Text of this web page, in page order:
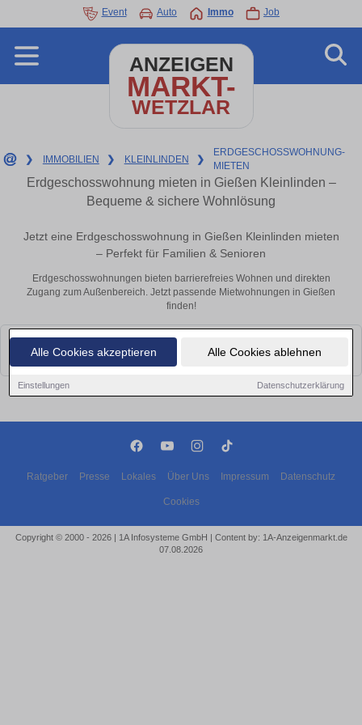
Alle Cookies akzeptieren Alle Cookies ablehnen
Einstellungen Datenschutzerklärung
Event Auto Immo Job
ANZEIGEN
MARKT-
WETZLAR
❯ IMMOBILIEN ❯ KLEINLINDEN ❯
ERDGESCHOSSWOHNUNG-
MIETEN
Erdgeschosswohnung mieten in Gießen Kleinlinden –
Bequeme & sichere Wohnlösung
Jetzt eine Erdgeschosswohnung in Gießen Kleinlinden mieten
– Perfekt für Familien & Senioren
Erdgeschosswohnungen bieten barrierefreies Wohnen und direkten
Zugang zum Außenbereich. Jetzt passende Mietwohnungen in Gießen
finden!
Leider konnten wir derzeit keine passenden Objekte finden. Schauen Sie
bald wieder vorbei!
Ratgeber Presse Lokales Über Uns Impressum Datenschutz
Cookies
Copyright © 2000 - 2026 | 1A Infosysteme GmbH | Content by: 1A-Anzeigenmarkt.de
07.08.2026